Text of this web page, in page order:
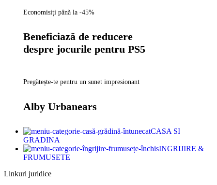
Economisiți până la -45%
Beneficiază de reducere
despre jocurile pentru PS5
Pregătește-te pentru un sunet impresionant
Alby Urbanears
CASA SI
GRADINA
INGRIJIRE &
FRUMUSETE
Linkuri juridice